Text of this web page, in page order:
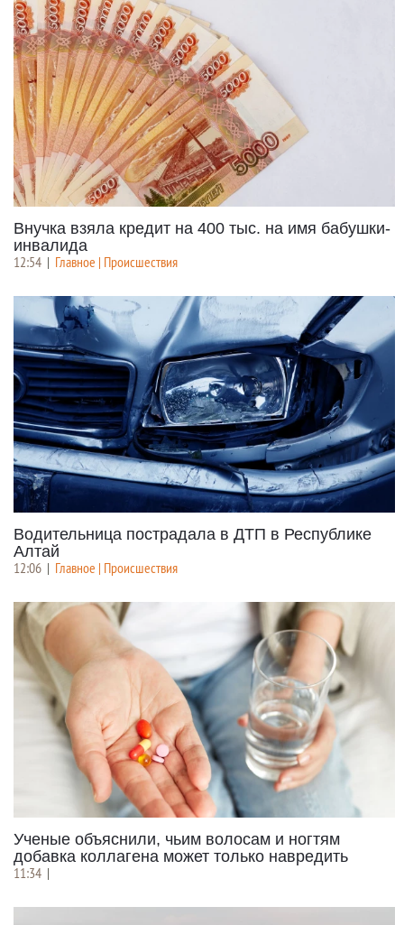
Внучка взяла кредит на 400 тыс. на имя бабушки-
инвалида
12:54 | Главное | Происшествия
Водительница пострадала в ДТП в Республике
Алтай
12:06 | Главное | Происшествия
Ученые объяснили, чьим волосам и ногтям
добавка коллагена может только навредить
11:34 |